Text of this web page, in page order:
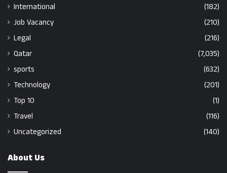
International
(182)
Job Vacancy
(210)
Legal
(216)
Qatar
(7,035)
sports
(632)
Technology
(201)
Top 10
(1)
Travel
(116)
Uncategorized
(140)
About Us